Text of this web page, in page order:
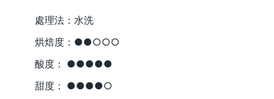
處理法：水洗
烘焙度：●●○○○
酸度： ●●●●●
甜度： ●●●●○